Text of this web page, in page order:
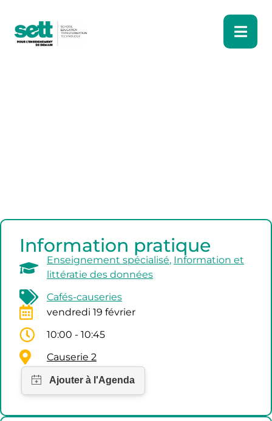
Information pratique
Enseignement spécialisé, Information et
littératie des données
Cafés-causeries
vendredi 19 février
10:00 - 10:45
Causerie 2